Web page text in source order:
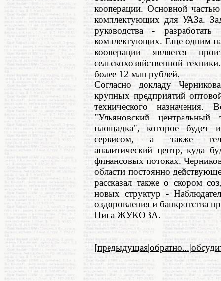
кооперации. Основной
комплектующих для УАЗа.
руководства -
комплектующих. Еще одним
кооперации является
сельскохозяйственной
более 12 млн рублей.
Согласно докладу
крупных предприятий
технического
"Ульяновский
площадка", которое будет
сервисом, а также
аналитический центр, куда
финансовых потоках.
области постоянно
рассказал также о скором
новых структур -
оздоровления и банкротства
Нина ЖУКОВА.
[предыдущая|обратно...|